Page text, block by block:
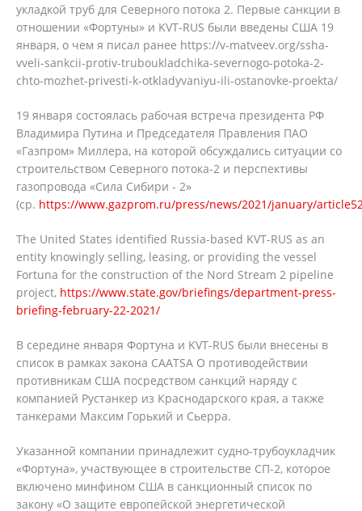
укладкой труб для Северного потока 2. Первые санкции в
отношении «Фортуны» и KVT-RUS были введены США 19
января, о чем я писал ранее https://v-matveev.org/ssha-
vveli-sankcii-protiv-truboukladchika-severnogo-potoka-2-
chto-mozhet-privesti-k-otkladyvaniyu-ili-ostanovke-proekta/
19 января состоялась рабочая встреча президента РФ
Владимира Путина и Председателя Правления ПАО
«Газпром» Миллера, на которой обсуждались ситуации со
строительством Северного потока-2 и перспективы
газопровода «Сила Сибири - 2»
(ср. https://www.gazprom.ru/press/news/2021/january/
The United States identified Russia-based KVT-RUS as an
entity knowingly selling, leasing, or providing the vessel
Fortuna for the construction of the Nord Stream 2 pipeline
project, https://www.state.gov/briefings/department-press-
briefing-february-22-2021/
В середине января Фортуна и KVT-RUS были внесены в
список в рамках закона CAATSA О противодействии
противникам США посредством санкций наряду с
компанией Рустанкер из Краснодарского края, а также
танкерами Максим Горький и Сьерра.
Указанной компании принадлежит судно-трубоукладчик
«Фортуна», участвующее в строительстве СП-2, которое
включено минфином США в санкционный список по
закону «О защите европейской энергетической